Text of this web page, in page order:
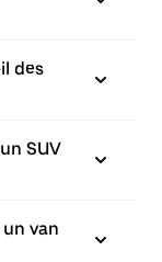
des
SUV
van